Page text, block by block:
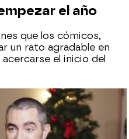
el año
que los cómicos,
un rato agradable en
el inicio del